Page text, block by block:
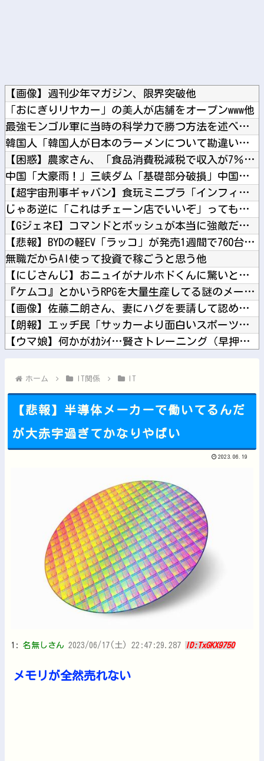
【画像】週刊少年マガジン、限界突破他
「おにぎりリヤカー」の美人が店舗をオープンwww他
最強モンゴル軍に当時の科学力で勝つ方法を述べよ他
韓国人「韓国人が日本のラーメンについて勘違いしていることがこ...
【困惑】農家さん、「食品消費税減税で収入が7％減るから国が補...
中国「大豪雨！」三峡ダム「基礎部分破損」中国「全力放流！」台...
【超宇宙刑事ギャバン】食玩ミニプラ「インフィニティキット03...
じゃあ逆に「これはチェーン店でいいぞ」ってものｗｗｗｗｗ他
【GジェネE】コマンドとボッシュが本当に強敵だったのだから…...
【悲報】BYDの軽EV「ラッコ」が発売1週間で760台を受注...
無職だからAI使って投資で稼ごうと思う他
【にじさんじ】おニュイがナルホドくんに驚いとる他
『ケムコ』とかいうRPGを大量生産してる謎のメーカー他
【画像】佐藤二朗さん、妻にハグを要請して認められたと報告→...
【朗報】エッヂ民「サッカーより面白いスポーツある？」→野球v...
【ウマ娘】何かがｵｶｼｲ…賢さトレーニング（早押しクイズ）他
Powered by livedoor 相互RSS
ホーム IT関係 IT
【悲報】半導体メーカーで働いてるんだ
が大赤字過ぎてかなりやばい
2023.06.19
1: 名無しさん 2023/06/17(土) 22:47:29.287 ID:TxGKX9750
メモリが全然売れない